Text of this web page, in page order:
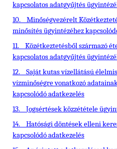
kapcsolatos adatgyűjtés
10.
Minőségvezérelt
minősítés ügyintézéhez
11.
Közétkeztetésből származó
kapcsolatos adatgyűjtés
12.
Saját kutas vízellátású
vízminőségre vonatkozó
kapcsolódó adatkezelés
13.
Jogsértések közzététele
14.
Hatósági döntések elleni
kapcsolódó adatkezelés